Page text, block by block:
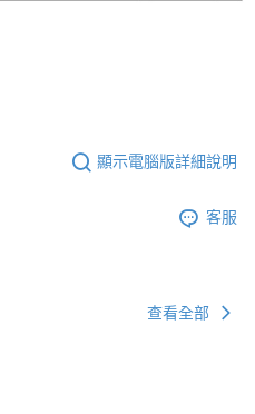
顯示電腦版詳細說明
客服
查看全部